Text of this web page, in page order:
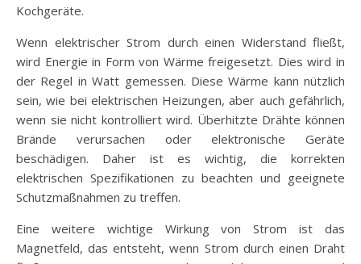
Kochgeräte.
Wenn elektrischer Strom durch einen Widerstand fließt,
wird Energie in Form von Wärme freigesetzt. Dies wird in
der Regel in Watt gemessen. Diese Wärme kann nützlich
sein, wie bei elektrischen Heizungen, aber auch gefährlich,
wenn sie nicht kontrolliert wird. Überhitzte Drähte können
Brände verursachen oder elektronische Geräte
beschädigen. Daher ist es wichtig, die korrekten
elektrischen Spezifikationen zu beachten und geeignete
Schutzmaßnahmen zu treffen.
Eine weitere wichtige Wirkung von Strom ist das
Magnetfeld, das entsteht, wenn Strom durch einen Draht